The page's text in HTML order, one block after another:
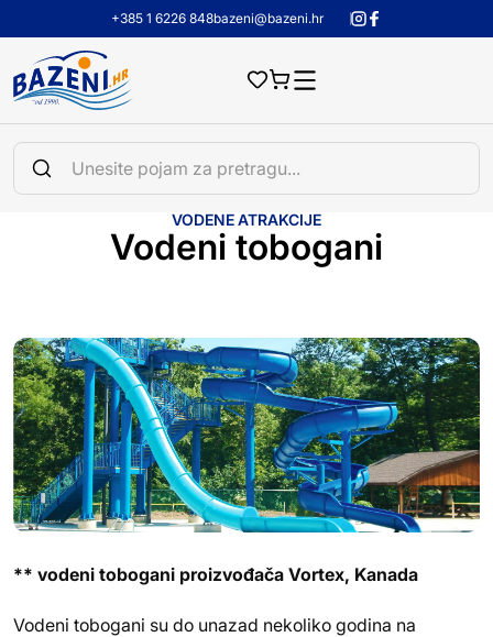
+385 1 6226 848bazeni@bazeni.hr
VODENE ATRAKCIJE
Vodeni tobogani
** vodeni tobogani proizvođača Vortex, Kanada
Vodeni tobogani su do unazad nekoliko godina na